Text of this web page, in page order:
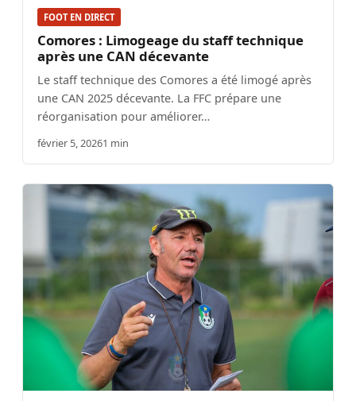
FOOT EN DIRECT
Comores : Limogeage du staff technique
après une CAN décevante
Le staff technique des Comores a été limogé après
une CAN 2025 décevante. La FFC prépare une
réorganisation pour améliorer…
février 5, 20261 min